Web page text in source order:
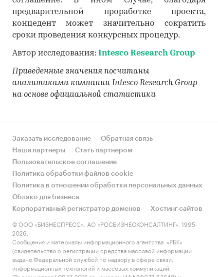
предварительной проработке проекта,
концедент может значительно сократить
сроки проведения конкурсных процедур.
Автор исследования: Intesco Research Group
Приведенные значения посчитаны
аналитиками компании Intesco Research Group
на основе официальной статистики
Заказать исследование
Обратная связь
Наши партнеры
Стать партнером
Пользовательское соглашение
Политика обработки файлов cookie
Политика в отношении обработки персональных данных
Облако для бизнеса
Корпоративный регистратор доменов
Хостинг сайтов
© ООО «БИЗНЕСПРЕСС», АО «РОСБИЗНЕСКОНСАЛТИНГ», 1995-
2026.
Сообщения и материалы информационного агентства «РБК»
(свидетельство о регистрации средства массовой информации
выдано Федеральной службой по надзору в сфере связи,
информационных технологий и массовых коммуникаций